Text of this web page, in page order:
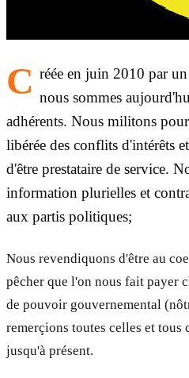
C réée en juin 2010 par
nous sommes
adhérents. Nous militons
libérée des conflits d'intérêts
d'être prestataire de service.
information plurielles et
aux partis politiques;
Nous revendiquons d'être au
pêcher que l'on nous fait payer
de pouvoir gouvernemental
remerçions toutes celles et tous
jusqu'à présent.